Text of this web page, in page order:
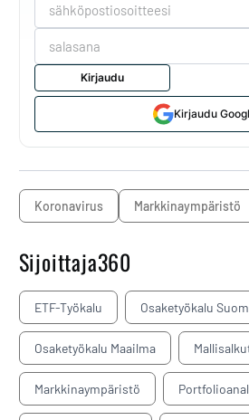
Kirjaudu
Kirjaudu
koronavirus markkinaympäristö
Sijoittaja360
ETF-Työkalu Osaketyökalu
Osaketyökalu Maailma
Markkinaympäristö